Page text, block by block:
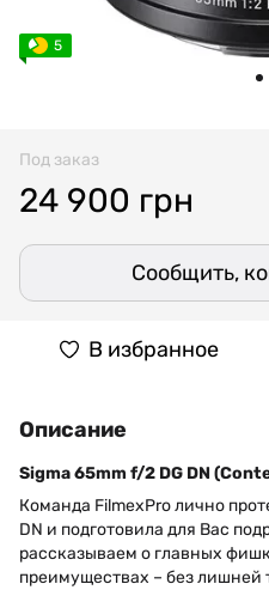
5
Под заказ
24 900 грн
Сообщить,
В избранное
Описание
Sigma 65mm f/2 DG DN
Команда FilmexPro лично
DN и подготовила для Вас
рассказываем о главных
преимуществах – без лишней